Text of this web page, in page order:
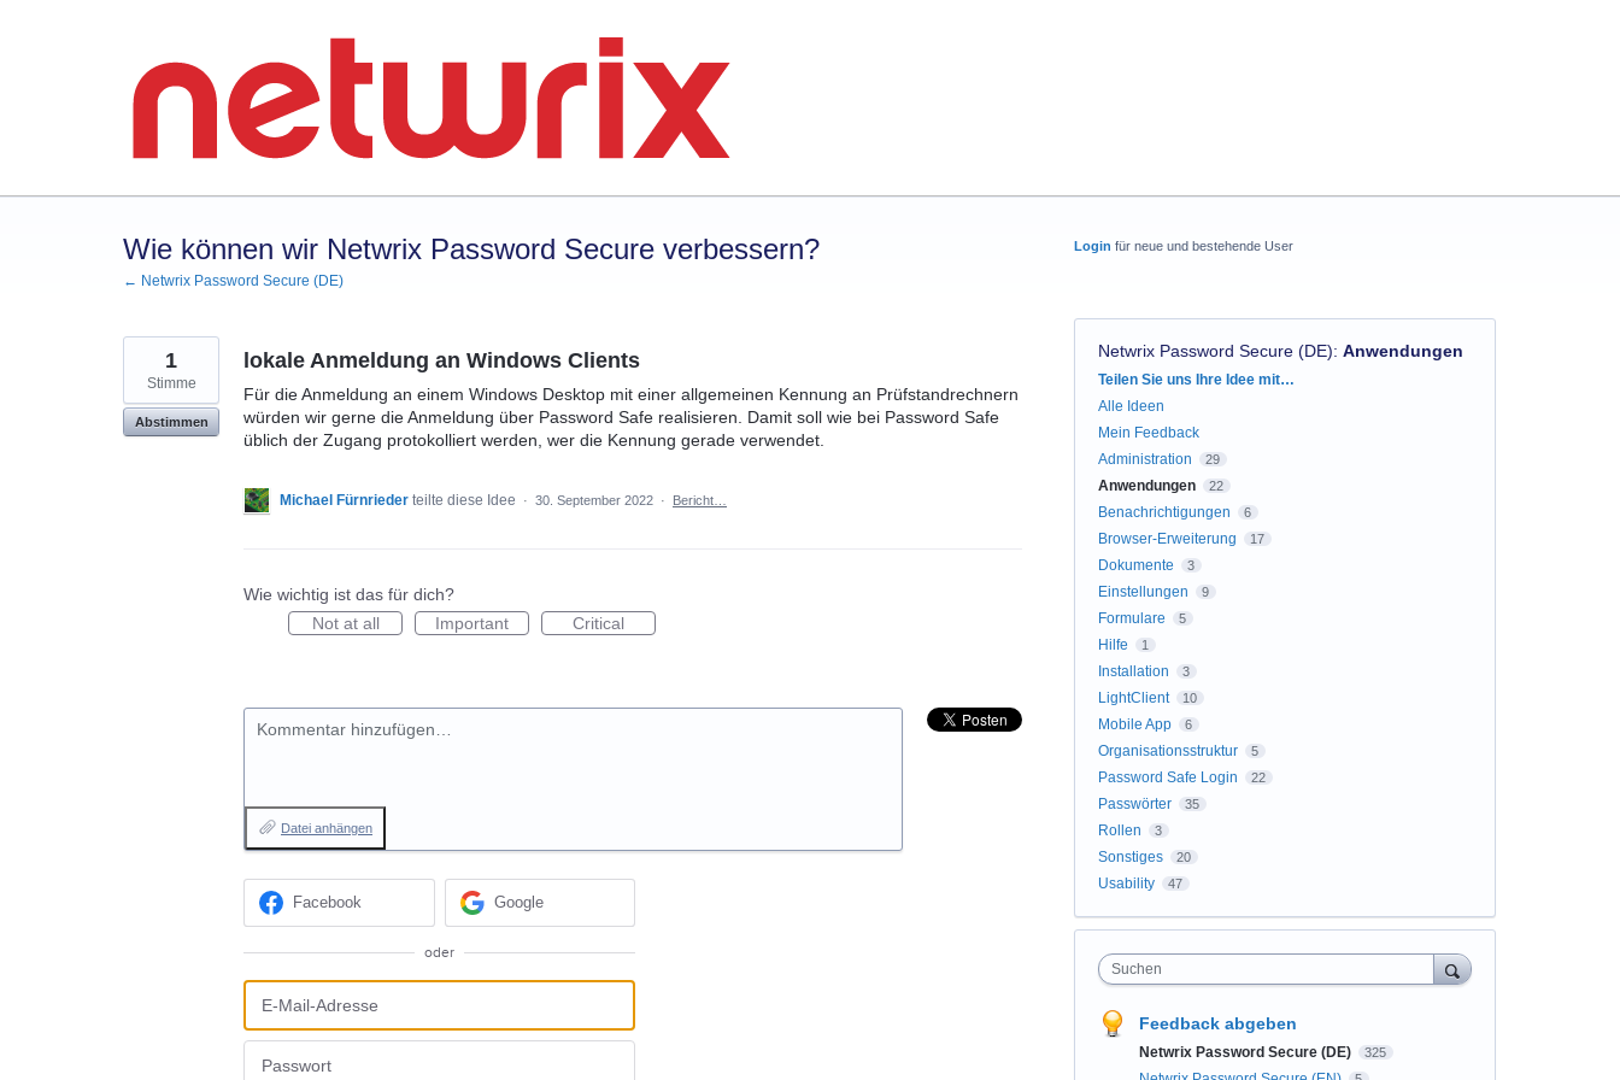
Wie können wir Netwrix Password Secure verbessern?
← Netwrix Password Secure (DE)
lokale Anmeldung an Windows Clients
Für die Anmeldung an einem Windows Desktop mit einer allgemeinen Kennung an Prüfstandrechnern
würden wir gerne die Anmeldung über Password Safe realisieren. Damit soll wie bei Password Safe
üblich der Zugang protokolliert werden, wer die Kennung gerade verwendet.
1
Stimme
Abstimmen
Michael Fürnrieder teilte diese Idee · 30. September 2022 · Bericht…
Wie wichtig ist das für dich?
Not at all
Important Critical
Kommentar hinzufügen…
Datei anhängen
Facebook Google
oder
Login für neue und bestehende User
Netwrix Password Secure (DE): Anwendungen
Kategorien
Teilen Sie uns Ihre Idee mit…
Alle Ideen
Mein Feedback
Administration
29
Anwendungen 22
Benachrichtigungen 6
Browser-Erweiterung 17
Dokumente 3
Einstellungen 9
Formulare 5
Hilfe 1
Installation 3
LightClient 10
Mobile App 6
Organisationsstruktur 5
Password Safe Login 22
Passwörter 35
Rollen 3
Sonstiges 20
Usability 47
Suchen
Feedback abgeben
Netwrix Password Secure (DE) 325